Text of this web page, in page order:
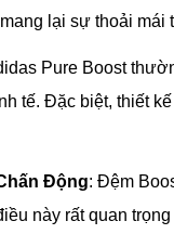
lại sự thoải mái
Pure Boost
tế. Đặc biệt, thiết
Động: Đệm
này rất quan